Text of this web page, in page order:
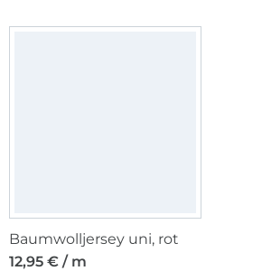
Baumwolljersey uni, rot
12,95 € / m